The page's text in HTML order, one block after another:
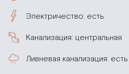
Электричество: есть
Канализация: центральная
Ливневая канализация: есть